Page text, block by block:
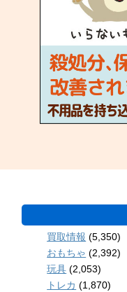
買取情報 (5,350)
おもちゃ (2,392)
玩具 (2,053)
トレカ (1,870)